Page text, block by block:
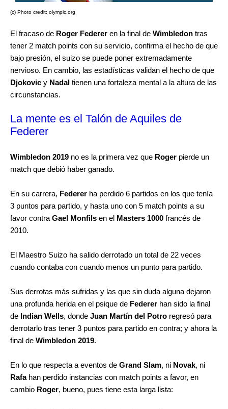
(c) Photo credit: olympic.org
El fracaso de Roger Federer en la final de Wimbledon tras
tener 2 match points con su servicio, confirma el hecho de que
bajo presión, el suizo se puede poner extremadamente
nervioso. En cambio, las estadísticas validan el hecho de que
Djokovic y Nadal tienen una fortaleza mental a la altura de las
circunstancias.
La mente es el Talón de Aquiles de
Federer
Wimbledon 2019 no es la primera vez que Roger pierde un
match que debió haber ganado.
En su carrera, Federer ha perdido 6 partidos en los que tenía
3 puntos para partido, y hasta uno con 5 match points a su
favor contraGael Monfils en el Masters 1000 francés de
2010.
El Maestro Suizo ha salido derrotado un total de 22 veces
cuando contaba con cuando menos un punto para partido.
Sus derrotas más sufridas y las que sin duda alguna dejaron
una profunda herida en el psique de Federer han sido la final
de Indian Wells, donde Juan Martín del Potro regresó para
derrotarlo tras tener 3 puntos para partido en contra; y ahora la
final de Wimbledon 2019.
En lo que respecta a eventos de Grand Slam, ni Novak, ni
Rafa han perdido instancias con match points a favor, en
cambio Roger, bueno, pues tiene esta larga lista: